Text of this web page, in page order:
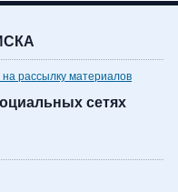
на рассылку материалов
сетях